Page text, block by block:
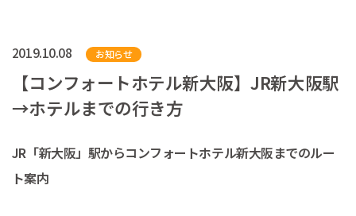
2019.10.08 お知らせ
【コンフォートホテル新大阪】JR新大阪駅
→ホテルまでの行き方
JR「新大阪」駅からコンフォートホテル新大阪までのルー
ト案内